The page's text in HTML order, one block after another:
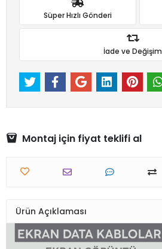
Süper Hızlı Gönderi
İade ve Değişim
Montaj için fiyat teklifi al
Ürün Açıklaması